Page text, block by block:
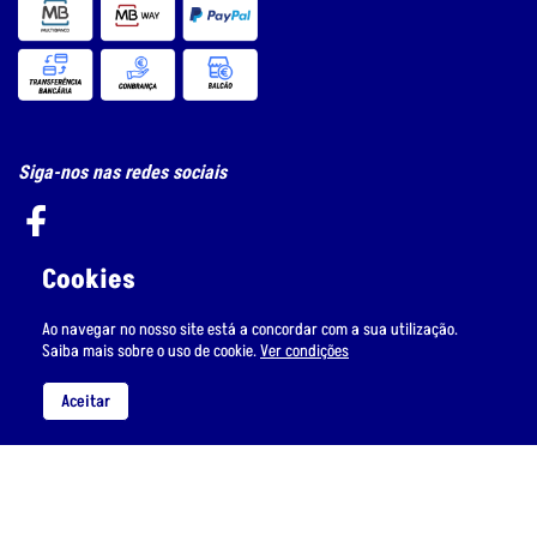
Siga-nos nas redes sociais
Subscreva a nossa newsletter
Cookies
Ao navegar no nosso site está a concordar com a sua utilização.
Saiba mais sobre o uso de cookie.Ver condições
Aceitar